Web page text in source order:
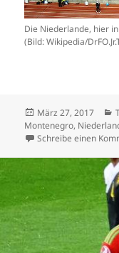
Die Niederlande, hier
(Bild: Wikipedia/
Veröffentlicht
am
März 27, 2017
Montenegro,
Schreibe einen